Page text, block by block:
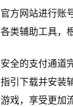
方网站进行账
类辅助工具，
全的支付通道
引下载并安装
戏，享受更加